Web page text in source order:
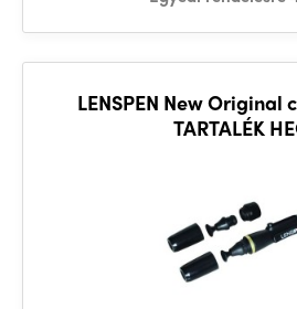
LENSPEN New Original
TARTALÉK